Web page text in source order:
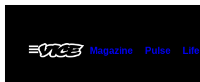
contentOpen
Menu
Magazine Pulse Life